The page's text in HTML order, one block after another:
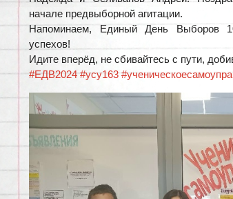
начале предвыборной агитации.
Напоминаем, Единый День Выборов
успехов!
Идите вперёд, не сбивайтесь с пути,
#ЕДВ2024 #усу163